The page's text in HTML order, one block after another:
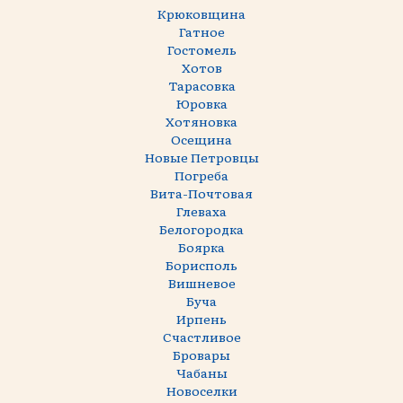
Крюковщина
Гатное
Гостомель
Хотов
Тарасовка
Юровка
Хотяновка
Осещина
Новые Петровцы
Погреба
Вита-Почтовая
Глеваха
Белогородка
Боярка
Борисполь
Вишневое
Буча
Ирпень
Счастливое
Бровары
Чабаны
Новоселки